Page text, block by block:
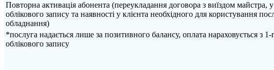
Повторна активація абонента (переукладання договора з виїздом майстра,
облікового запису та наявності у клієнта необхідного для користування
обладнання)
*послуга надається лише за позитивного балансу, оплата нараховується
облікового запису